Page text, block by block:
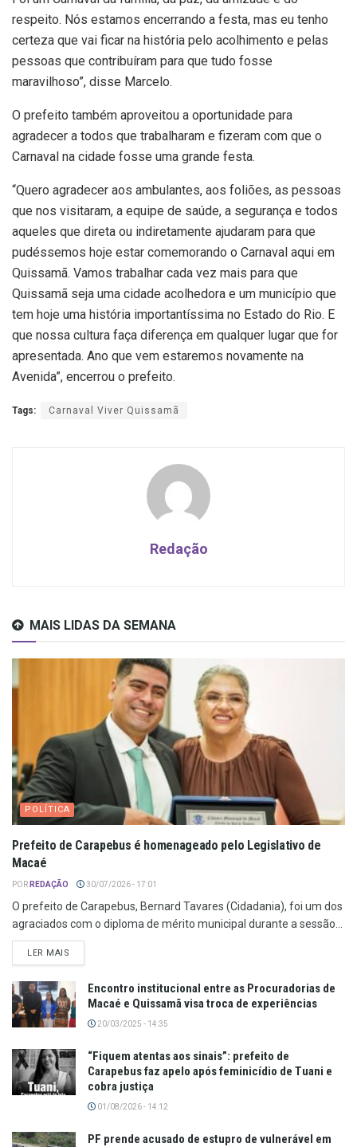
respeito. Nós estamos encerrando a festa, mas eu tenho
certeza que vai ficar na história pelo acolhimento e pelas
pessoas que contribuíram para que tudo fosse
maravilhoso”, disse Marcelo.
O prefeito também aproveitou a oportunidade para
agradecer a todos que trabalharam e fizeram com que o
Carnaval na cidade fosse uma grande festa.
“Quero agradecer aos ambulantes, aos foliões, as pessoas
que nos visitaram, a equipe de saúde, a segurança e todos
aqueles que direta ou indiretamente ajudaram para que
pudéssemos hoje estar comemorando o Carnaval aqui em
Quissamã. Vamos trabalhar cada vez mais para que
Quissamã seja uma cidade acolhedora e um município que
tem hoje uma história importantíssima no Estado do Rio. E
que nossa cultura faça diferença em qualquer lugar que for
apresentada. Ano que vem estaremos novamente na
Avenida”, encerrou o prefeito.
Tags: Carnaval Viver Quissamã
Redação
MAIS LIDAS DA SEMANA
POLÍTICA
Prefeito de Carapebus é homenageado pelo Legislativo de
Macaé
POR REDAÇÃO 30/07/2026 - 17:01
O prefeito de Carapebus, Bernard Tavares (Cidadania), foi um dos
agraciados com o diploma de mérito municipal durante a sessão...
LER MAIS
Encontro institucional entre as Procuradorias de
Macaé e Quissamã visa troca de experiências
20/03/2025 - 14:35
“Fiquem atentas aos sinais”: prefeito de
Carapebus faz apelo após feminicídio de Tuani e
cobra justiça
01/08/2026 - 14:12
PF prende acusado de estupro de vulnerável em